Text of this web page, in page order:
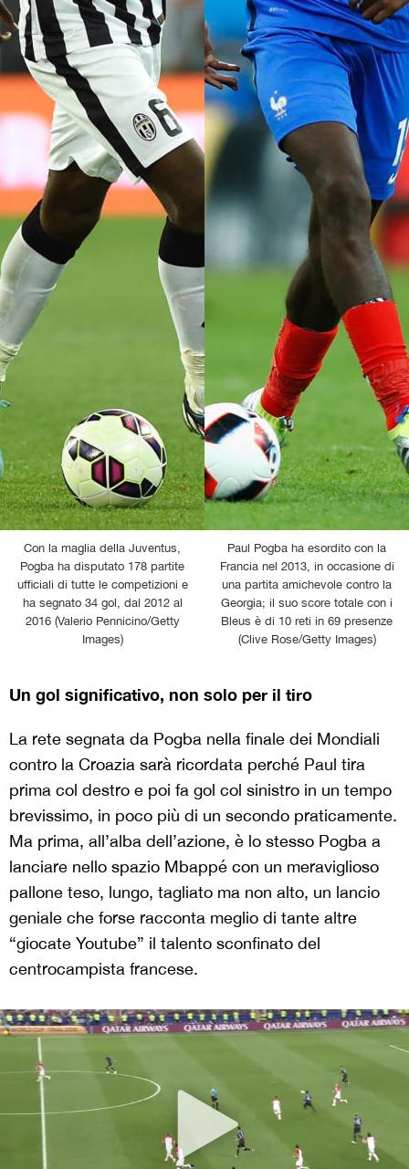
Con la maglia della Juventus,
Pogba ha disputato 178 partite
ufficiali di tutte le competizioni e
ha segnato 34 gol, dal 2012 al
2016 (Valerio Pennicino/Getty
Images)
Paul Pogba ha esordito con la
Francia nel 2013, in occasione di
una partita amichevole contro la
Georgia; il suo score totale con i
Bleus è di 10 reti in 69 presenze
(Clive Rose/Getty Images)
Un gol significativo, non solo per il tiro
La rete segnata da Pogba nella finale dei Mondiali
contro la Croazia sarà ricordata perché Paul tira
prima col destro e poi fa gol col sinistro in un tempo
brevissimo, in poco più di un secondo praticamente.
Ma prima, all’alba dell’azione, è lo stesso Pogba a
lanciare nello spazio Mbappé con un meraviglioso
pallone teso, lungo, tagliato ma non alto, un lancio
geniale che forse racconta meglio di tante altre
“giocate Youtube” il talento sconfinato del
centrocampista francese.